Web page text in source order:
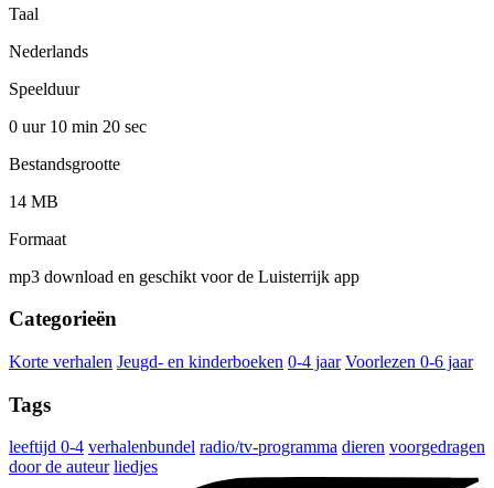
Taal
Nederlands
Speelduur
0 uur 10 min 20 sec
Bestandsgrootte
14 MB
Formaat
mp3 download en geschikt voor de Luisterrijk app
Categorieën
Korte verhalen Jeugd- en kinderboeken 0-4 jaar Voorlezen 0-6 jaar
Tags
leeftijd 0-4 verhalenbundel radio/tv-programma dieren voorgedragen
door de auteur liedjes